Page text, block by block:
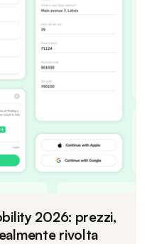
2026: prezzi,
rivolta